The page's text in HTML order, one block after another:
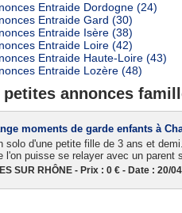
Entraide Dordogne (24)
Entraide Gard (30)
Entraide Isère (38)
Entraide Loire (42)
Entraide Haute-Loire (43)
Entraide Lozère (48)
petites annonces
moments de garde enfants à
solo d'une petite fille de 3 ans et
l'on puisse se relayer avec un parent
SUR RHÔNE - Prix : 0 € - Date : 20/